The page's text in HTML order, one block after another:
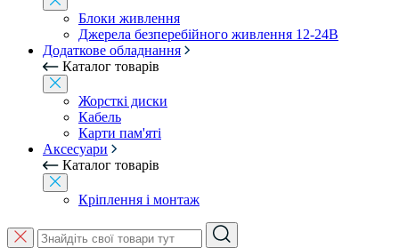
Блоки живлення
Джерела безперебійного живлення 12-24В
Додаткове обладнання
Каталог товарів
Жорсткі диски
Кабель
Карти пам'яті
Аксесуари
Каталог товарів
Кріплення і монтаж